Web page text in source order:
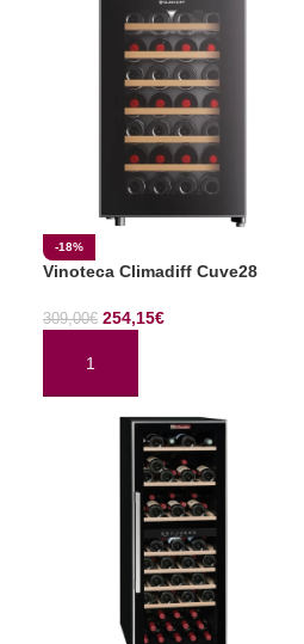
-18%
Vinoteca Climadiff Cuve28
309,00€ 254,15€
AÑADIR AL CARRITO